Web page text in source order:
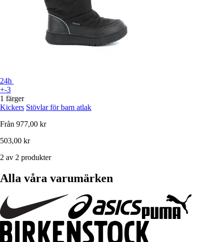
24h
+-3
1 färger
Kickers Stövlar för barn atlak
Från 977,00 kr
503,00 kr
2 av 2 produkter
Alla våra varumärken